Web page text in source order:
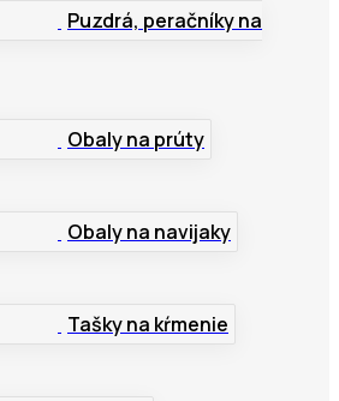
Multiplikátory
Sumcové
Puzdrá, peračníky na
Obaly na prúty
Obaly na navijaky
Tašky na kŕmenie